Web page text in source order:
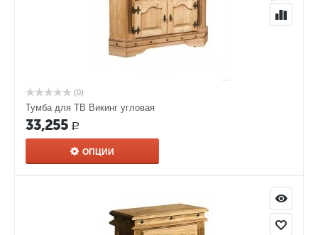
(0)
Тумба для ТВ Викинг угловая
33,255 Р
ОПЦИИ